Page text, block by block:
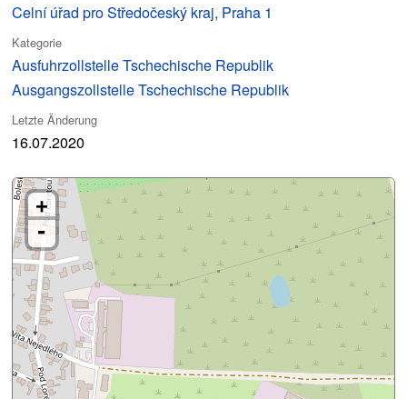
Celní úřad pro Středočeský kraj, Praha 1
Kategorie
Ausfuhrzollstelle Tschechische Republik
Ausgangszollstelle Tschechische Republik
Letzte Änderung
16.07.2020
+
-